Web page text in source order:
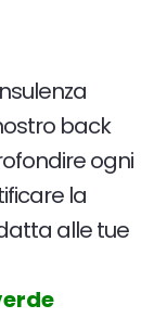
back
ogni
la
alle tue